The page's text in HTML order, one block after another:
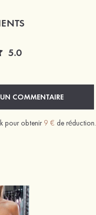
5.0
UN COMMENTAIRE
pour obtenir 9 € de réduction.